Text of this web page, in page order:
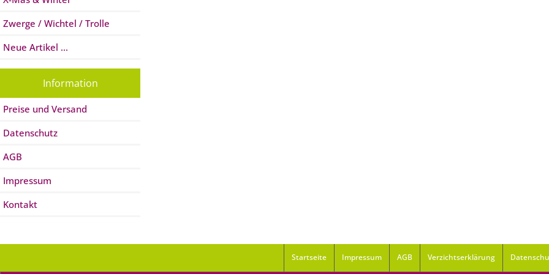
Zwerge / Wichtel / Trolle
Neue Artikel ...
Information
Preise und Versand
Datenschutz
AGB
Impressum
Kontakt
Startseite Impressum AGB Verzichtserklärung